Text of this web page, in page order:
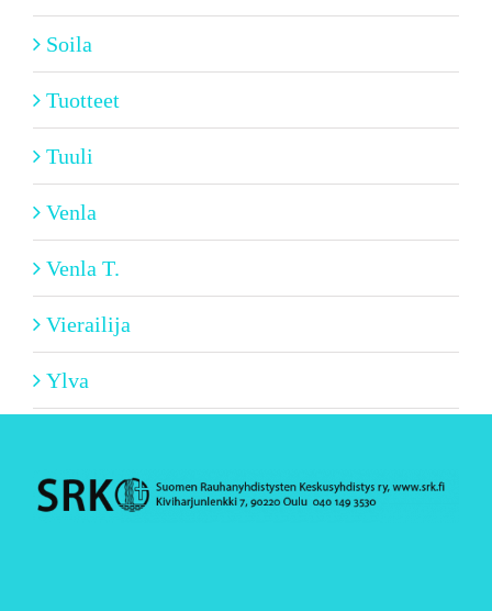
Soila
Tuotteet
Tuuli
Venla
Venla T.
Vierailija
Ylva